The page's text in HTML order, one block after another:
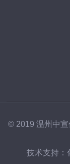
© 2019 温州中
技术支持：